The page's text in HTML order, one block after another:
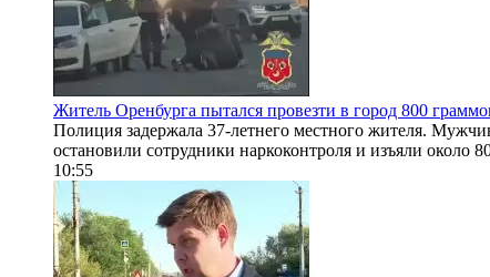
Житель Оренбурга пытался провезти в город 800
Полиция задержала 37-летнего местного жителя.
остановили сотрудники наркоконтроля и изъяли около
10:55